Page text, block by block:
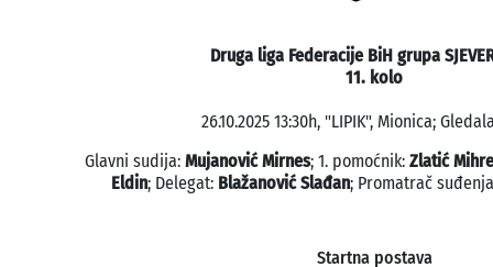
Druga liga Federacije BiH grupa
11. kolo
26.10.2025 13:30h, "LIPIK", Mionica;
Glavni sudija: Mujanović Mirnes; 1. pomoćnik: Zlatić
Eldin; Delegat: Blažanović Slađan; Promatrač
Startna postava